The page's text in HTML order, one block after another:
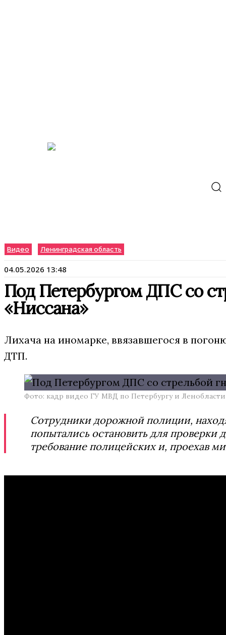
Видео Ленинградская область
04.05.2026 13:48
Под Петербургом ДПС со
«Ниссана»
Лихача на иномарке, ввязавшегося в
ДТП.
Фото: кадр видео ГУ МВД по Петербургу и Ленобласти
Сотрудники дорожной полиции,
попытались остановить для проверки
требование полицейских и, проехав